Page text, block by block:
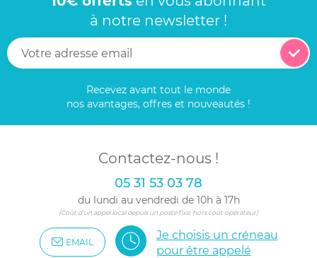
à notre newsletter !
Recevez avant tout le monde
nos avantages, offres et nouveautés !
Contactez-nous !
05 31 53 03 78
du lundi au vendredi de 10h à 17h
(Coût d'un appel local depuis un poste fixe, hors coût opérateur)
EMAIL
Je choisis un créneau
pour être appelé